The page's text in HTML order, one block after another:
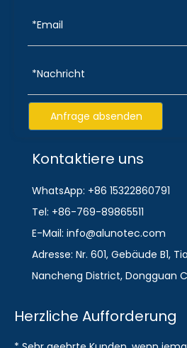
Anfrage absenden
Kontaktiere uns
WhatsApp: +86 15322860791
Tel: +86-769-89865511
E-Mail: info@alunotec.com
Adresse: Nr. 601, Gebäude B1,
Nancheng District, Dongguan
Herzliche Aufforderung